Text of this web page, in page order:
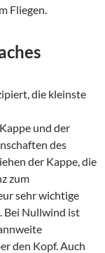
Fliegen.
die kleinste
und der
des
der Kappe, die
zum
sehr wichtige
Bei Nullwind ist
den Kopf. Auch